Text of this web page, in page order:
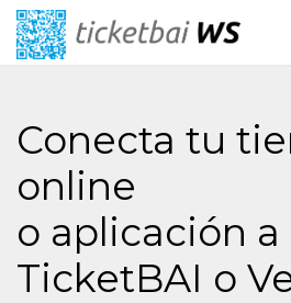
Conecta tu
online
o aplicación a
TicketBAI o